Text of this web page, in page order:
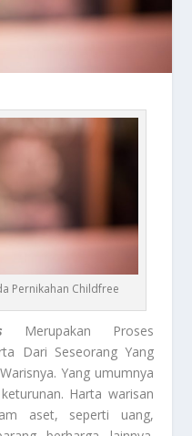
Pernikahan Childfree
Merupakan Proses
Dari Seseorang Yang
Yang umumnya
Harta warisan
aset, seperti uang,